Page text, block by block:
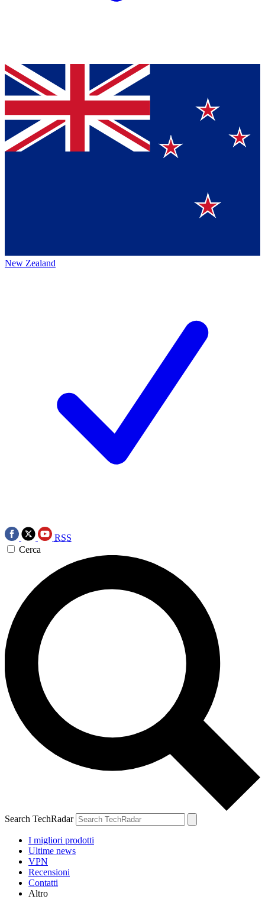
New Zealand
RSS
Cerca
Search TechRadar
I migliori prodotti
Ultime news
VPN
Recensioni
Contatti
Altro